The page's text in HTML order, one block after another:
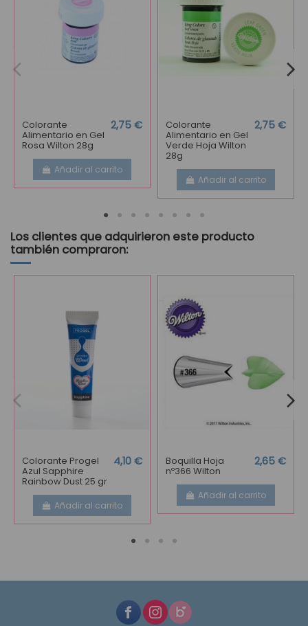
Colorante
Alimentario en Gel
Rosa Wilton 28g
2,75 €
Añadir al carrito
Colorante
Alimentario en Gel
Verde Hoja Wilton
28g
2,75 €
Añadir al carrito
Los clientes que adquirieron este producto
también compraron:
Colorante Progel
Azul Sapphire
Rainbow Dust 25 gr
4,10 €
Añadir al carrito
Boquilla Hoja
nº366 Wilton
2,65 €
Añadir al carrito